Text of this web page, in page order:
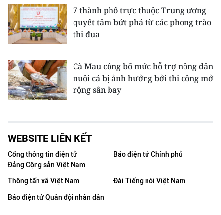
7 thành phố trực thuộc Trung ương
quyết tâm bứt phá từ các phong trào
thi đua
Cà Mau công bố mức hỗ trợ nông dân
nuôi cá bị ảnh hưởng bởi thi công mở
rộng sân bay
WEBSITE LIÊN KẾT
Cổng thông tin điện tử
Đảng Cộng sản Việt Nam
Báo điện tử Chính phủ
Thông tấn xã Việt Nam
Đài Tiếng nói Việt Nam
Báo điện tử Quân đội nhân dân